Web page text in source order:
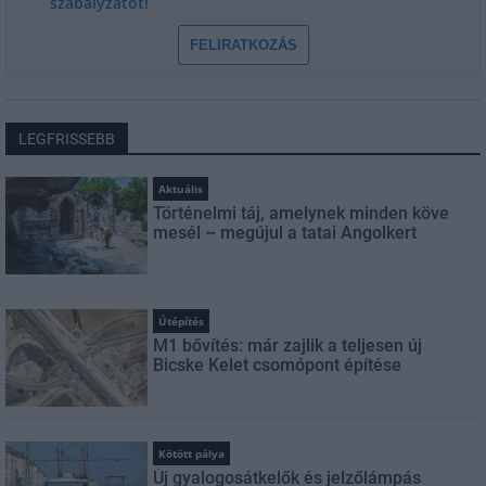
FELIRATKOZÁS
LEGFRISSEBB
Aktuális
Történelmi táj, amelynek minden köve
mesél – megújul a tatai Angolkert
Útépítés
M1 bővítés: már zajlik a teljesen új
Bicske Kelet csomópont építése
Kötött pálya
Új gyalogosátkelők és jelzőlámpás